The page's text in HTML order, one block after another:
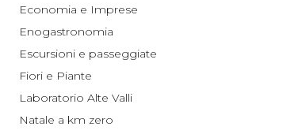
Economia e Imprese
Enogastronomia
Escursioni e passeggiate
Fiori e Piante
Laboratorio Alte Valli
Natale a km zero